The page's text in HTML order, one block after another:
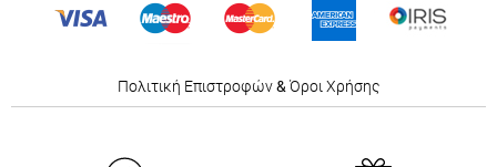
Πολιτική Επιστροφών&Όροι Χρήσης